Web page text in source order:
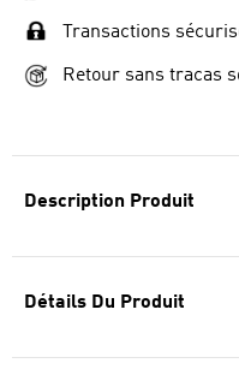
Description Produit
Détails Du Produit
Transactions
Retour sans tracas